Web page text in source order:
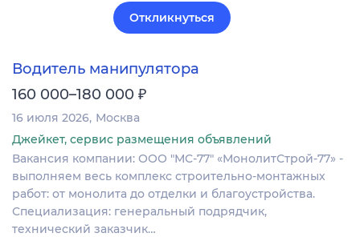
Откликнуться
Водитель манипулятора
160 000–180 000 ₽
16 июля 2026 Москва
Джейкет, сервис размещения объявлений
Вакансия компании: ООО "МС-77" «МонолитСтрой-77» -
выполняем весь комплекс строительно-монтажных
работ: от монолита до отделки и благоустройства.
Специализация: генеральный подрядчик,
технический заказчик…